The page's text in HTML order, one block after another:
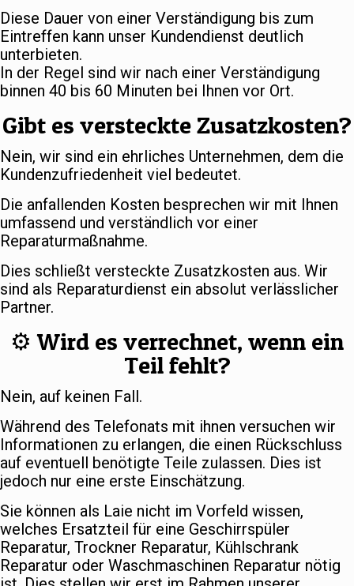
Diese Dauer von einer Verständigung bis zum
Eintreffen kann unser Kundendienst deutlich
unterbieten.
In der Regel sind wir nach einer Verständigung
binnen 40 bis 60 Minuten bei Ihnen vor Ort.
Gibt es versteckte Zusatzkosten?
Nein, wir sind ein ehrliches Unternehmen, dem die
Kundenzufriedenheit viel bedeutet.
Die anfallenden Kosten besprechen wir mit Ihnen
umfassend und verständlich vor einer
Reparaturmaßnahme.
Dies schließt versteckte Zusatzkosten aus. Wir
sind als Reparaturdienst ein absolut verlässlicher
Partner.
⚙️ Wird es verrechnet, wenn ein
Teil fehlt?
Nein, auf keinen Fall.
Während des Telefonats mit ihnen versuchen wir
Informationen zu erlangen, die einen Rückschluss
auf eventuell benötigte Teile zulassen. Dies ist
jedoch nur eine erste Einschätzung.
Sie können als Laie nicht im Vorfeld wissen,
welches Ersatzteil für eine Geschirrspüler
Reparatur, Trockner Reparatur, Kühlschrank
Reparatur oder Waschmaschinen Reparatur nötig